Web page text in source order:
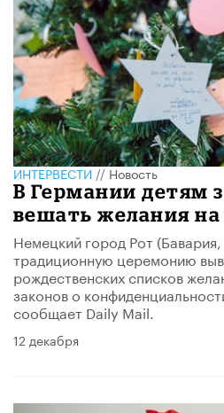
ИНТЕРВЕСТИ//Новость
В Германии детям
вешать желания на
Немецкий город Рот
традиционную церемонию
рождественских списков
законов о
сообщает Daily Mail.
12 декабря